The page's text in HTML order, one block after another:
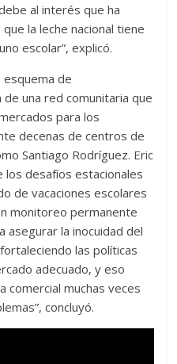
al interés que ha
la leche nacional tiene
escolar”, explicó.
esquema de
una red comunitaria que
para los
decenas de centros de
Santiago Rodríguez. Eric
los desafíos estacionales
de vacaciones escolares
monitoreo permanente
asegurar la inocuidad del
las políticas
adecuado, y eso
comercial muchas veces
concluyó.